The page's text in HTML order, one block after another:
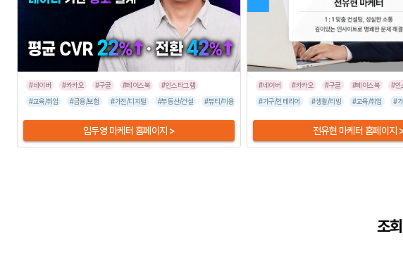
#네이버 #카카오 #구글 #페이스북
#인스타그램
#교육/취업
#금융/보험 #가전/디지털 #부동산/건설 #뷰티/미용 #유통/쇼핑몰 #프랜차이즈
임두영 마케터 홈페이지 >
#네이버 #카카오 #구글 #페이스북 #인
#가구/인테리어
#생활/리빙 #교육/취업 #
전유현 마케터 홈페이지
조